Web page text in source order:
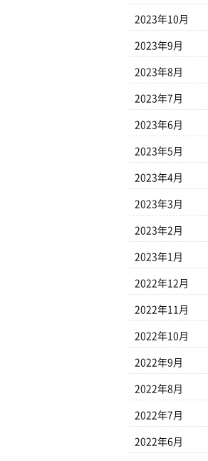
2023年10月
2023年9月
2023年8月
2023年7月
2023年6月
2023年5月
2023年4月
2023年3月
2023年2月
2023年1月
2022年12月
2022年11月
2022年10月
2022年9月
2022年8月
2022年7月
2022年6月